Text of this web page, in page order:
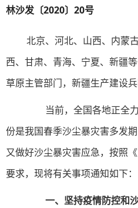
林沙发〔2020〕20号
北京、河北、山西、内蒙
西、甘肃、青海、宁夏、新疆
草原主管部门，新疆生产建设
当前，全国各地正全
份是我国春季沙尘暴灾害多发
又做好沙尘暴灾害应急，按照
要求，现将有关事项通知如下：
一、坚持疫情防控和